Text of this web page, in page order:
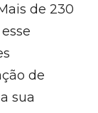
de 230
de
sua